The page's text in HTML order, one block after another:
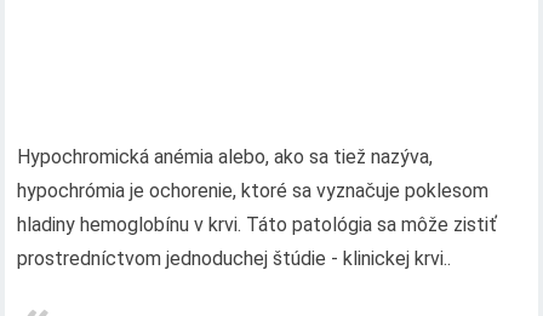
Hypochromická anémia alebo, ako sa tiež nazýva,
hypochrómia je ochorenie, ktoré sa vyznačuje poklesom
hladiny hemoglobínu v krvi. Táto patológia sa môže zistiť
prostredníctvom jednoduchej štúdie - klinickej krvi..